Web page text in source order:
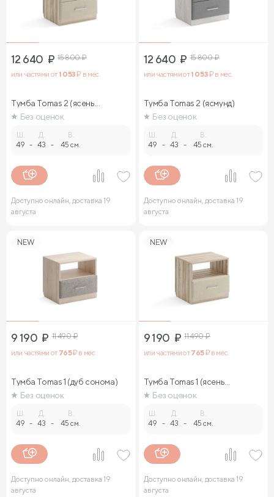
12 640 ₽ 15 800₽
или частями от1 053₽ в мес.
Тумба Tomas 2 (ясень
ориноко)
Без оценок
49 -
Д.
43 -
В.
45 см.
Доступно онлайн, доставка 19
августа
12 640 ₽ 15 800₽
или частями от1 053₽ в мес.
Тумба Tomas 2 (ясмунд)
Без оценок
49 -
Д.
43 -
В.
45 см.
Доступно онлайн, доставка 19
августа
NEW
9 190 ₽ 11 490₽
или частями от 765₽ в мес.
Тумба Tomas 1 (дуб сонома)
Без оценок
49 -
Д.
43 -
В.
45 см.
Доступно онлайн, доставка 19
августа
NEW
9 190 ₽ 11 490₽
или частями от765₽ в мес.
Тумба Tomas 1 (ясень
ориноко)
Без оценок
49 -
Д.
43 -
В.
45 см.
Доступно онлайн, доставка 19
августа